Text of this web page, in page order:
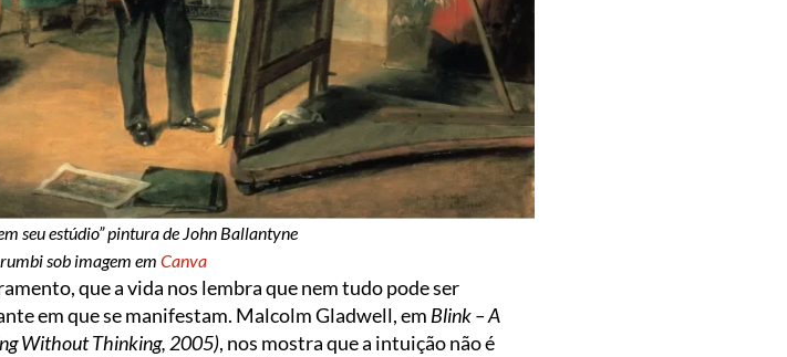
seu estúdio” pintura de John Ballantyne
sob imagem em Canva
que a vida nos lembra que nem tudo pode ser
em que se manifestam. Malcolm Gladwell, em Blink – A
Without Thinking, 2005), nos mostra que a intuição não é